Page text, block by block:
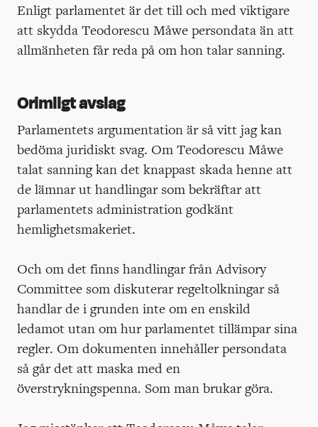
Enligt parlamentet är det till och med viktigare
att skydda Teodorescu Måwe persondata än att
allmänheten får reda på om hon talar sanning.
Orimligt avslag
Parlamentets argumentation är så vitt jag kan
bedöma juridiskt svag. Om Teodorescu Måwe
talat sanning kan det knappast skada henne att
de lämnar ut handlingar som bekräftar att
parlamentets administration godkänt
hemlighetsmakeriet.
Och om det finns handlingar från Advisory
Committee som diskuterar regeltolkningar så
handlar de i grunden inte om en enskild
ledamot utan om hur parlamentet tillämpar sina
regler. Om dokumenten innehåller persondata
så går det att maska med en
överstrykningspenna. Som man brukar göra.